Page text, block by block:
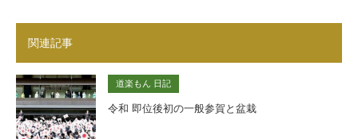
関連記事
道楽もん 日記
令和 即位後初の一般参賀と盆栽